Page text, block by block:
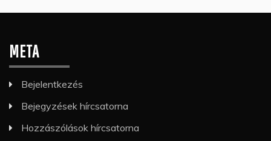
META
Bejelentkezés
Bejegyzések hírcsatorna
Hozzászólások hírcsatorna